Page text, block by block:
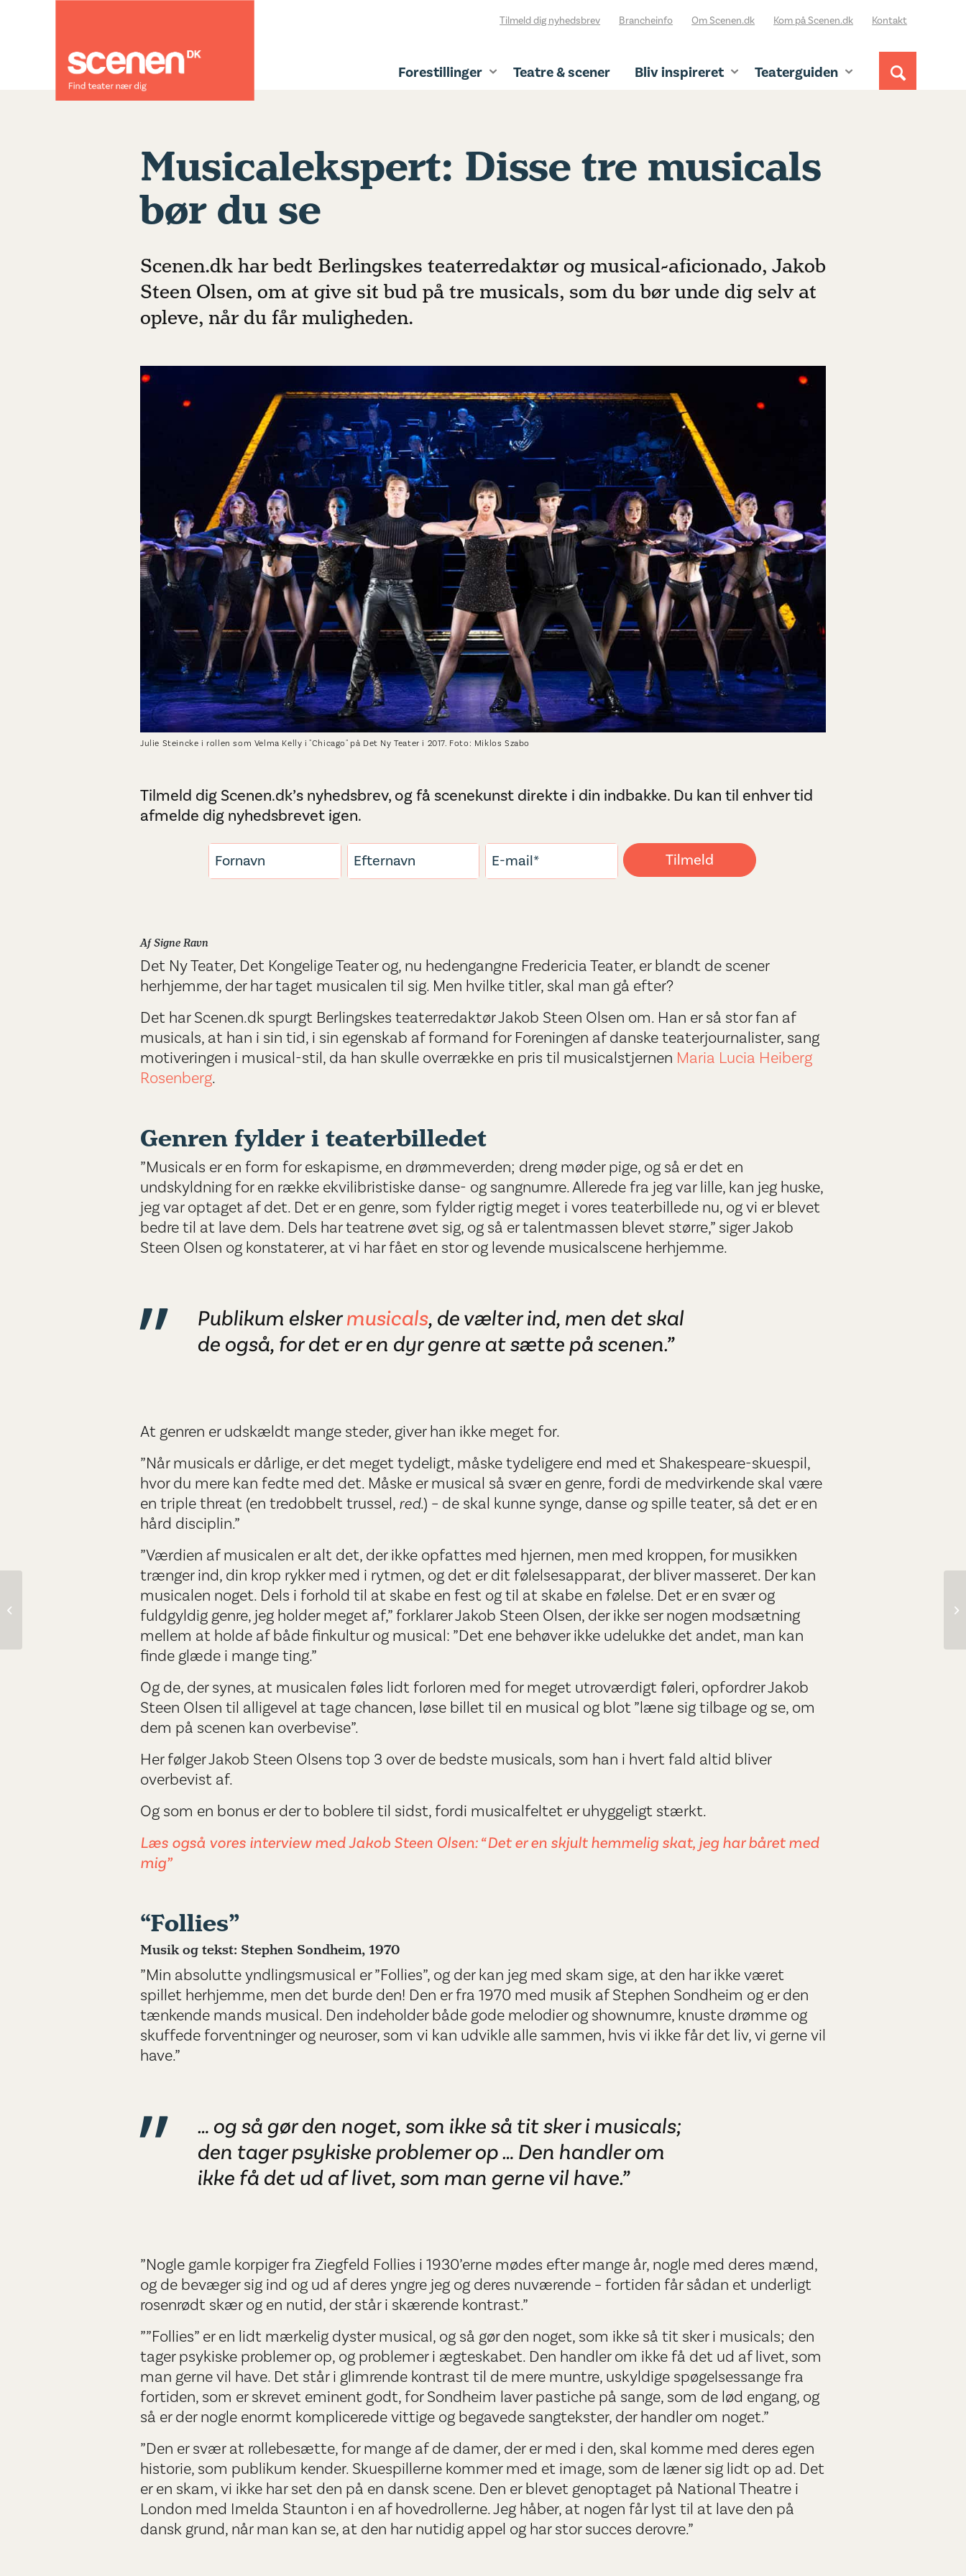
Tilmeld dig nyhedsbrev Brancheinfo Om Scenen.dk Kom på Scenen.dk Kontakt
Forestillinger Teatre & scener Bliv inspireret Teaterguiden
Musicalekspert: Disse tre musicals
bør du se
Scenen.dk har bedt Berlingskes teaterredaktør og musical-aficionado, Jakob
Steen Olsen, om at give sit bud på tre musicals, som du bør unde dig selv at
opleve, når du får muligheden.
Julie Steincke i rollen som Velma Kelly i "Chicago" på Det Ny Teater i 2017. Foto: Miklos Szabo
Tilmeld dig Scenen.dk’s nyhedsbrev, og få scenekunst direkte i din indbakke. Du kan til enhver tid
afmelde dig nyhedsbrevet igen.
Af Signe Ravn
Det Ny Teater, Det Kongelige Teater og, nu hedengangne Fredericia Teater, er blandt de scener
herhjemme, der har taget musicalen til sig. Men hvilke titler, skal man gå efter?
Det har Scenen.dk spurgt Berlingskes teaterredaktør Jakob Steen Olsen om. Han er så stor fan af
musicals, at han i sin tid, i sin egenskab af formand for Foreningen af danske teaterjournalister, sang
motiveringen i musical-stil, da han skulle overrække en pris til musicalstjernen Maria Lucia Heiberg
Rosenberg.
Genren fylder i teaterbilledet
”Musicals er en form for eskapisme, en drømmeverden; dreng møder pige, og så er det en
undskyldning for en række ekvilibristiske danse- og sangnumre. Allerede fra jeg var lille, kan jeg huske,
jeg var optaget af det. Det er en genre, som fylder rigtig meget i vores teaterbillede nu, og vi er blevet
bedre til at lave dem. Dels har teatrene øvet sig, og så er talentmassen blevet større,” siger Jakob
Steen Olsen og konstaterer, at vi har fået en stor og levende musicalscene herhjemme.
Publikum elskermusicals, de vælter ind, men det skal
de også, for det er en dyr genre at sætte på scenen.”
At genren er udskældt mange steder, giver han ikke meget for.
”Når musicals er dårlige, er det meget tydeligt, måske tydeligere end med et Shakespeare-skuespil,
hvor du mere kan fedte med det. Måske er musical så svær en genre, fordi de medvirkende skal være
en triple threat (en tredobbelt trussel, red.) – de skal kunne synge, danse og spille teater, så det er en
hård disciplin.”
”Værdien af musicalen er alt det, der ikke opfattes med hjernen, men med kroppen, for musikken
trænger ind, din krop rykker med i rytmen, og det er dit følelsesapparat, der bliver masseret. Der kan
musicalen noget. Dels i forhold til at skabe en fest og til at skabe en følelse. Det er en svær og
fuldgyldig genre, jeg holder meget af,” forklarer Jakob Steen Olsen, der ikke ser nogen modsætning
mellem at holde af både finkultur og musical: ”Det ene behøver ikke udelukke det andet, man kan
finde glæde i mange ting.”
Og de, der synes, at musicalen føles lidt forloren med for meget utroværdigt føleri, opfordrer Jakob
Steen Olsen til alligevel at tage chancen, løse billet til en musical og blot ”læne sig tilbage og se, om
dem på scenen kan overbevise”.
Her følger Jakob Steen Olsens top 3 over de bedste musicals, som han i hvert fald altid bliver
overbevist af.
Og som en bonus er der to boblere til sidst, fordi musicalfeltet er uhyggeligt stærkt.
Læs også vores interview med Jakob Steen Olsen: “Det er en skjult hemmelig skat, jeg har båret med
mig”
“Follies”
Musik og tekst: Stephen Sondheim, 1970
”Min absolutte yndlingsmusical er ”Follies”, og der kan jeg med skam sige, at den har ikke været
spillet herhjemme, men det burde den! Den er fra 1970 med musik af Stephen Sondheim og er den
tænkende mands musical. Den indeholder både gode melodier og shownumre, knuste drømme og
skuffede forventninger og neuroser, som vi kan udvikle alle sammen, hvis vi ikke får det liv, vi gerne vil
have.”
… og så gør den noget, som ikke så tit sker i musicals;
den tager psykiske problemer op … Den handler om
ikke få det ud af livet, som man gerne vil have.”
”Nogle gamle korpiger fra Ziegfeld Follies i 1930’erne mødes efter mange år, nogle med deres mænd,
og de bevæger sig ind og ud af deres yngre jeg og deres nuværende – fortiden får sådan et underligt
rosenrødt skær og en nutid, der står i skærende kontrast.”
””Follies” er en lidt mærkelig dyster musical, og så gør den noget, som ikke så tit sker i musicals; den
tager psykiske problemer op, og problemer i ægteskabet. Den handler om ikke få det ud af livet, som
man gerne vil have. Det står i glimrende kontrast til de mere muntre, uskyldige spøgelsessange fra
fortiden, som er skrevet eminent godt, for Sondheim laver pastiche på sange, som de lød engang, og
så er der nogle enormt komplicerede vittige og begavede sangtekster, der handler om noget.”
”Den er svær at rollebesætte, for mange af de damer, der er med i den, skal komme med deres egen
historie, som publikum kender. Skuespillerne kommer med et image, som de læner sig lidt op ad. Det
er en skam, vi ikke har set den på en dansk scene. Den er blevet genoptaget på National Theatre i
London med Imelda Staunton i en af hovedrollerne. Jeg håber, at nogen får lyst til at lave den på
dansk grund, når man kan se, at den har nutidig appel og har stor succes derovre.”